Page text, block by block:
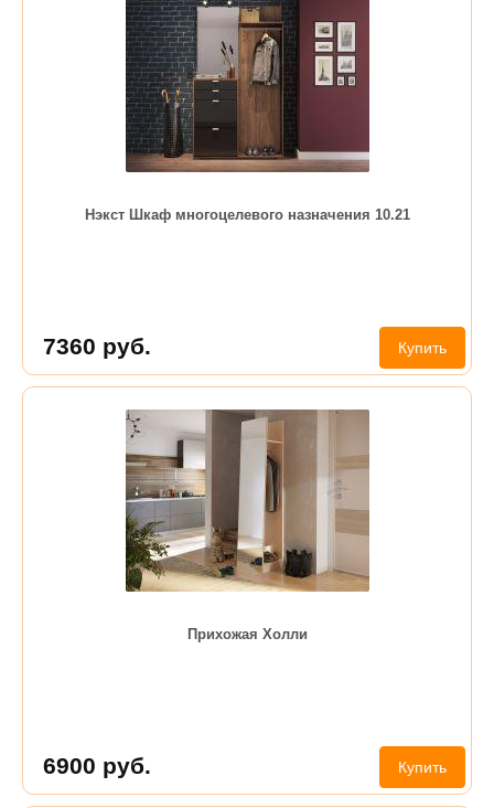
Нэкст Шкаф многоцелевого назначения 10.21
7360 руб. Купить
Прихожая Холли
6900 руб. Купить